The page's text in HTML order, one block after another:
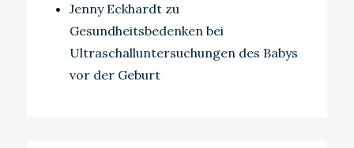
Jenny Eckhardtzu
Gesundheitsbedenken bei
Ultraschalluntersuchungen des Babys
vor der Geburt